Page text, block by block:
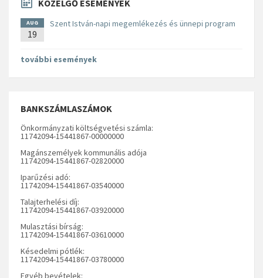
KÖZELGŐ ESEMÉNYEK
AUG
19
Szent István-napi megemlékezés és ünnepi program
további események
BANKSZÁMLASZÁMOK
Önkormányzati költségvetési számla:
11742094-15441867-00000000
Magánszemélyek kommunális adója
11742094-15441867-02820000
Iparűzési adó:
11742094-15441867-03540000
Talajterhelési díj:
11742094-15441867-03920000
Mulasztási bírság:
11742094-15441867-03610000
Késedelmi pótlék:
11742094-15441867-03780000
Egyéb bevételek: